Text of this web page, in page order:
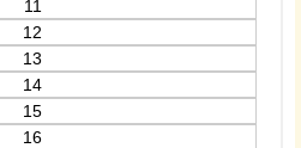
11
12
13
14
15
16